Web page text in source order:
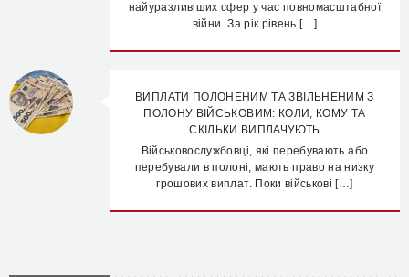
найуразливіших сфер у час повномасштабної
війни. За рік рівень […]
ВИПЛАТИ ПОЛОНЕНИМ ТА ЗВІЛЬНЕНИМ З
ПОЛОНУ ВІЙСЬКОВИМ: КОЛИ, КОМУ ТА
СКІЛЬКИ ВИПЛАЧУЮТЬ
Військовослужбовці, які перебувають або
перебували в полоні, мають право на низку
грошових виплат. Поки військові […]